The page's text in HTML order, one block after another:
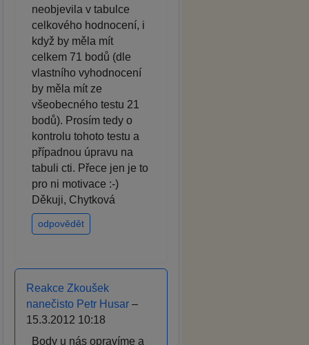
neobjevila v tabulce
celkového hodnocení, i
když by měla mít
celkem 71 bodů (dle
vlastního vyhodnocení
by měla mít ze
všeobecného testu 21
bodů). Prosím tedy o
kontrolu tohoto testu a
případnou úpravu na
tabuli cti. Přece jen je to
pro ni motivace :-)
Děkuji, Chytková
odpovědět
Reakce Zkoušek
nanečisto Petr Husar –
15.3.2012 10:18
Body u nás opravíme a